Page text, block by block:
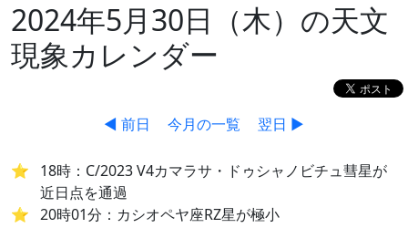
2024年5月30日（木）の天文
現象カレンダー
◀ 前日 今月の一覧 翌日 ▶
18時：C/2023 V4カマラサ・ドゥシャノビチュ彗星が
近日点を通過
20時01分：カシオペヤ座RZ星が極小